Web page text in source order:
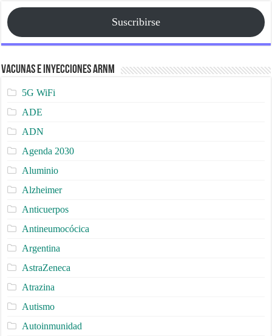
Suscribirse
Vacunas e Inyecciones ARNm
5G WiFi
ADE
ADN
Agenda 2030
Aluminio
Alzheimer
Anticuerpos
Antineumocócica
Argentina
AstraZeneca
Atrazina
Autismo
Autoinmunidad